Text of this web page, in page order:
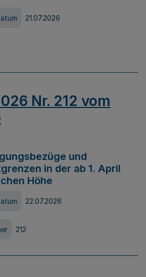
21.07.2026
Nr. 212 vom
und
in der ab 1. April
Höhe
22.07.2026
212